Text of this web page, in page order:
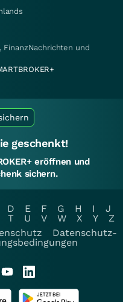
FinanzNachrichten und
geschenkt!
eröffnen und
sichern.
D E F G H I
J
T U V W X Y
Z
Datenschutz-